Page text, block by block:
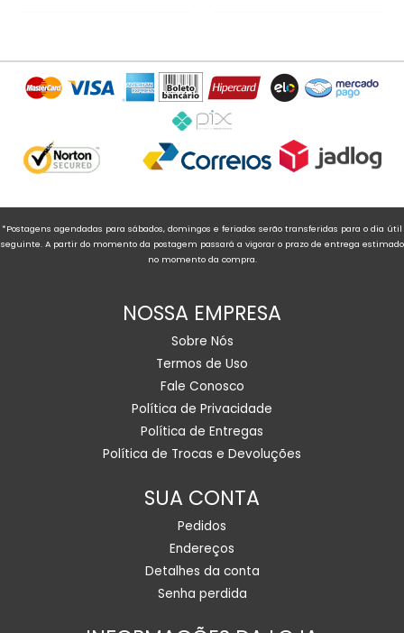
*Postagens agendadas para sábados, domingos e feriados serão transferidas para o dia útil
seguinte. A partir do momento da postagem passará a vigorar o prazo de entrega estimado
no momento da compra.
NOSSA EMPRESA
Sobre Nós
Termos de Uso
Fale Conosco
Política de Privacidade
Política de Entregas
Política de Trocas e Devoluções
SUA CONTA
Pedidos
Endereços
Detalhes da conta
Senha perdida